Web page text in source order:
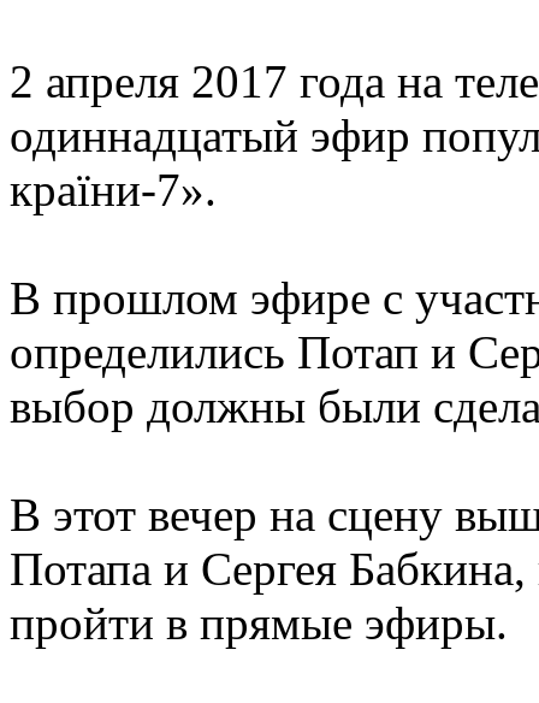
2 апреля 2017 года на
одиннадцатый эфир
країни-7».
В прошлом эфире с
определились Потап и
выбор должны были
В этот вечер на сцену
Потапа и Сергея
пройти в прямые эфиры.